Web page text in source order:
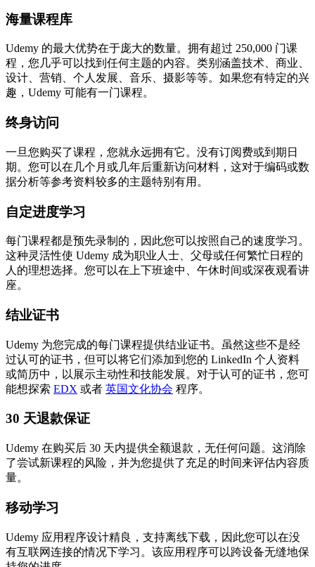
海量课程库
Udemy 的最大优势在于庞大的数量。拥有超过 250,000 门课
程，您几乎可以找到任何主题的内容。类别涵盖技术、商业、
设计、营销、个人发展、音乐、摄影等等。如果您有特定的兴
趣，Udemy 可能有一门课程。
终身访问
一旦您购买了课程，您就永远拥有它。没有订阅费或到期日
期。您可以在几个月或几年后重新访问材料，这对于编码或数
据分析等参考资料较多的主题特别有用。
自定进度学习
每门课程都是预先录制的，因此您可以按照自己的速度学习。
这种灵活性使 Udemy 成为职业人士、父母或任何繁忙日程的
人的理想选择。您可以在上下班途中、午休时间或深夜观看讲
座。
结业证书
Udemy 为您完成的每门课程提供结业证书。虽然这些不是经
过认可的证书，但可以将它们添加到您的 LinkedIn 个人资料
或简历中，以展示主动性和技能发展。对于认可的证书，您可
能想探索 EDX 或者 英国文化协会 程序。
30 天退款保证
Udemy 在购买后 30 天内提供全额退款，无任何问题。这消除
了尝试新课程的风险，并为您提供了充足的时间来评估内容质
量。
移动学习
Udemy 应用程序设计精良，支持离线下载，因此您可以在没
有互联网连接的情况下学习。该应用程序可以跨设备无缝地保